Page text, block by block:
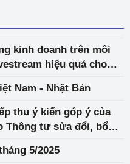
kinh doanh trên môi
hiệu quả cho
Nam - Nhật Bản
thu ý kiến góp ý của
Thông tư sửa đổi, bổ
tư số 16/2025/TT-BCT
Bộ Công Thương quy
5/2025